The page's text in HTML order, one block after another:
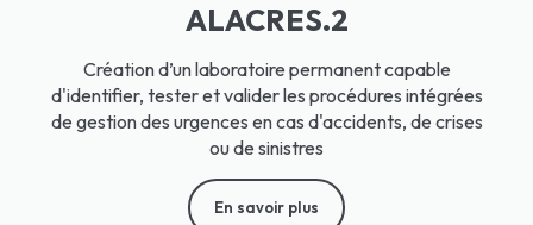
ALACRES.2
Création d’un laboratoire permanent capable
d'identifier, tester et valider les procédures intégrées
de gestion des urgences en cas d'accidents, de crises
ou de sinistres
En savoir plus